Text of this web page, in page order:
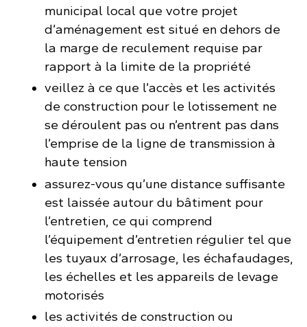
municipal local que votre projet
d’aménagement est situé en dehors de
la marge de reculement requise par
rapport à la limite de la propriété
veillez à ce que l’accès et les activités
de construction pour le lotissement ne
se déroulent pas ou n’entrent pas dans
l’emprise de la ligne de transmission à
haute tension
assurez-vous qu’une distance suffisante
est laissée autour du bâtiment pour
l’entretien, ce qui comprend
l’équipement d’entretien régulier tel que
les tuyaux d’arrosage, les échafaudages,
les échelles et les appareils de levage
motorisés
les activités de construction ou